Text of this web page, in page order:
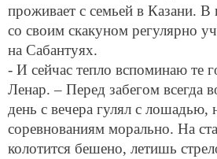
проживает с семьей в Казани.
со своим скакуном регулярно
на Сабантуях.
- И сейчас тепло вспоминаю те
Ленар. – Перед забегом всегда
день с вечера гулял с лошадью,
соревнованиям морально. На
колотится бешено, летишь